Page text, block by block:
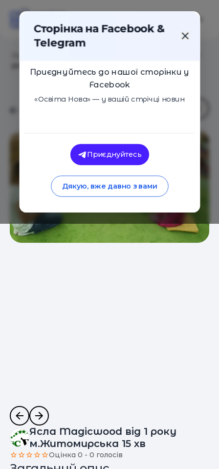
Ясла Magicwood від 1 року
м.Житомирська 15 хв
Оцінка 0 - 0 голосів
Сторінка на Facebook &
Telegram
Приєднуйтесь до нашої сторінки у
Facebook
«Освіта Нова» — у вашій стрічці новин
Приєднуйтесь
Дякую, вже давно з вами